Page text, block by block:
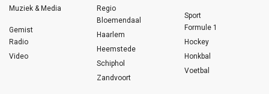
Muziek & Media
Gemist
Radio
Video
Regio
Bloemendaal
Haarlem
Heemstede
Schiphol
Zandvoort
Sport
Formule 1
Hockey
Honkbal
Voetbal